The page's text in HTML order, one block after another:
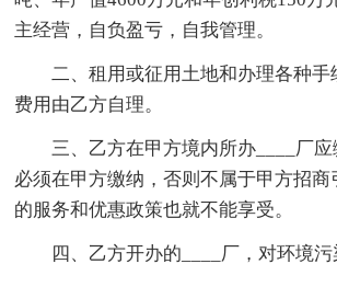
主经营，自负盈亏，自我管理。
二、租用或征用土地和办理各种手
费用由乙方自理。
三、乙方在甲方境内所办____厂应
必须在甲方缴纳，否则不属于甲方招
的服务和优惠政策也就不能享受。
四、乙方开办的____厂，对环境污